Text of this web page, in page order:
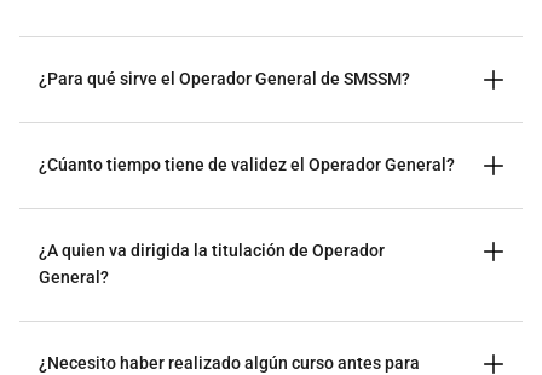
¿Para qué sirve el Operador General de SMSSM?
¿Cúanto tiempo tiene de validez el Operador General?
¿A quien va dirigida la titulación de Operador
General?
¿Necesito haber realizado algún curso antes para